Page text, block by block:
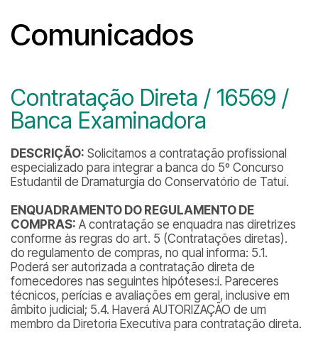
Comunicados
Contratação Direta / 16569 /
Banca Examinadora
DESCRIÇÃO: Solicitamos a contratação profissional
especializado para integrar a banca do 5º Concurso
Estudantil de Dramaturgia do Conservatório de Tatuí.
ENQUADRAMENTO DO REGULAMENTO DE
COMPRAS: A contratação se enquadra nas diretrizes
conforme às regras do art. 5 (Contratações diretas).
do regulamento de compras, no qual informa: 5.1.
Poderá ser autorizada a contratação direta de
fornecedores nas seguintes hipóteses:i. Pareceres
técnicos, perícias e avaliações em geral, inclusive em
âmbito judicial; 5.4. Haverá AUTORIZAÇÃO de um
membro da Diretoria Executiva para contratação direta.